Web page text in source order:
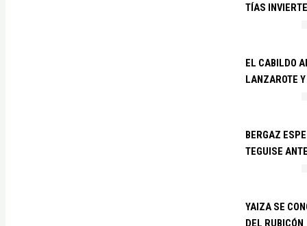
TÍAS
EL CABILDO
LANZAROTE
BERGAZ
TEGUISE
YAIZA SE
DEL RUBICÓN